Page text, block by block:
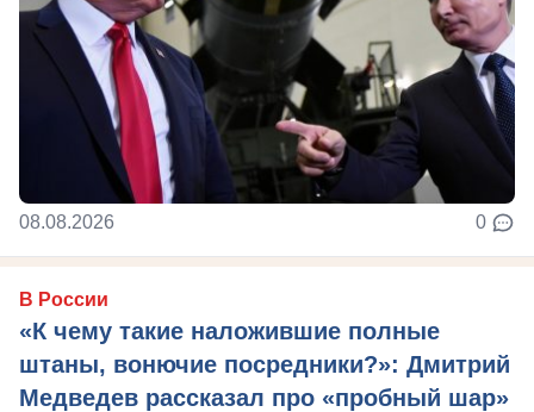
08.08.2026 0
В России
«К чему такие наложившие полные
штаны, вонючие посредники?»: Дмитрий
Медведев рассказал про «пробный шар»